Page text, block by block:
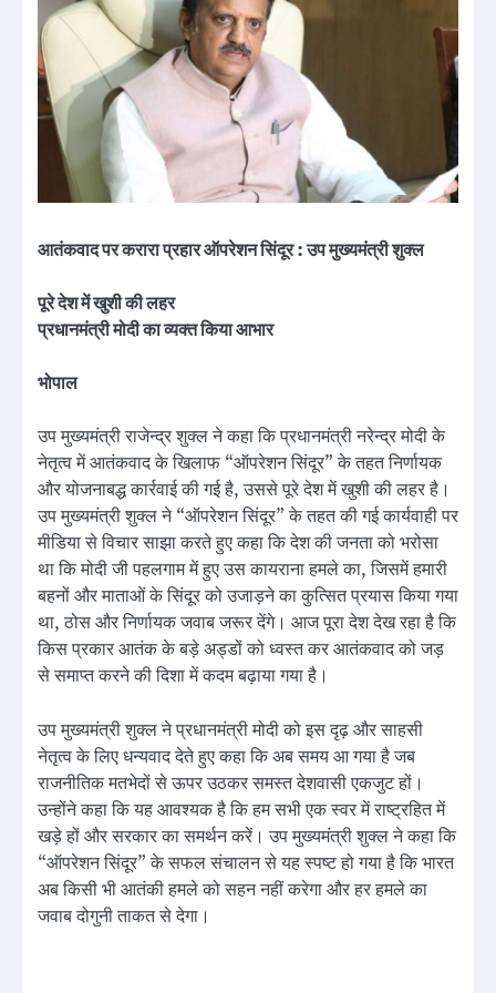
आतंकवाद पर करारा प्रहार ऑपरेशन सिंदूर : उप मुख्यमंत्री शुक्ल
पूरे देश में खुशी की लहर
प्रधानमंत्री मोदी का व्यक्त किया आभार
भोपाल
उप मुख्यमंत्री राजेन्द्र शुक्ल ने कहा कि प्रधानमंत्री नरेन्द्र मोदी के
नेतृत्व में आतंकवाद के खिलाफ “ऑपरेशन सिंदूर” के तहत निर्णायक
और योजनाबद्ध कार्रवाई की गई है, उससे पूरे देश में खुशी की लहर है।
उप मुख्यमंत्री शुक्ल ने “ऑपरेशन सिंदूर” के तहत की गई कार्यवाही पर
मीडिया से विचार साझा करते हुए कहा कि देश की जनता को भरोसा
था कि मोदी जी पहलगाम में हुए उस कायराना हमले का, जिसमें हमारी
बहनों और माताओं के सिंदूर को उजाड़ने का कुत्सित प्रयास किया गया
था, ठोस और निर्णायक जवाब जरूर देंगे। आज पूरा देश देख रहा है कि
किस प्रकार आतंक के बड़े अड्डों को ध्वस्त कर आतंकवाद को जड़
से समाप्त करने की दिशा में कदम बढ़ाया गया है।
उप मुख्यमंत्री शुक्ल ने प्रधानमंत्री मोदी को इस दृढ़ और साहसी
नेतृत्व के लिए धन्यवाद देते हुए कहा कि अब समय आ गया है जब
राजनीतिक मतभेदों से ऊपर उठकर समस्त देशवासी एकजुट हों।
उन्होंने कहा कि यह आवश्यक है कि हम सभी एक स्वर में राष्ट्रहित में
खड़े हों और सरकार का समर्थन करें। उप मुख्यमंत्री शुक्ल ने कहा कि
“ऑपरेशन सिंदूर” के सफल संचालन से यह स्पष्ट हो गया है कि भारत
अब किसी भी आतंकी हमले को सहन नहीं करेगा और हर हमले का
जवाब दोगुनी ताकत से देगा।